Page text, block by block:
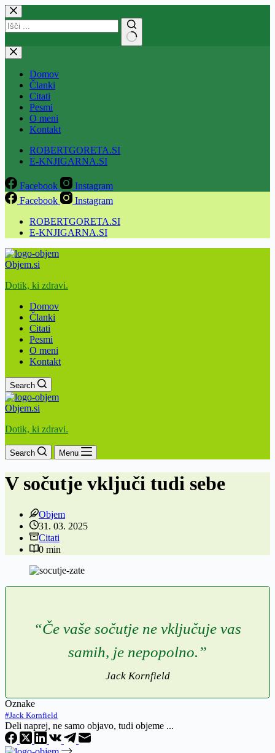
Skip
to
content
No
results
Domov
Članki
Citati
Pesmi
O meni
Kontakt
ROBERTGORETA.SI
E-KNJIGARNA.SI
Facebook
Instagram
Facebook
Instagram
ROBERTGORETA.SI
E-KNJIGARNA.SI
Objem.si
Dotik, ki zdravi.
Domov
Članki
Citati
Pesmi
O meni
Kontakt
Search
Objem.si
Dotik, ki zdravi.
Search Menu
V sočutje vključi tudi sebe
Objem
31. 03. 2025
Citati
0 min
“Če vaše sočutje ne vključuje vas
samih, je nepopolno.”
Jack Kornfield
Oznake
#Jack Kornfield
Deli naprej, ne samo objavo, tudi objeme ...